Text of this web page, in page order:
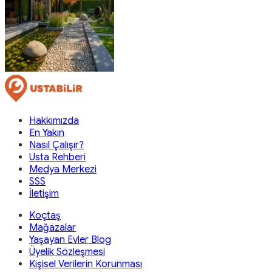
Hakkımızda
En Yakın
Nasıl Çalışır?
Usta Rehberi
Medya Merkezi
SSS
İletişim
Koçtaş
Mağazalar
Yaşayan Evler Blog
Üyelik Sözleşmesi
Kişisel Verilerin Korunması